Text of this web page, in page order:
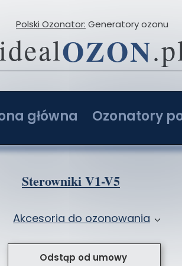
Odstąp od umowy
główna
z AI: Ranking i opinie
Ozonatory
Ozonator 2-20
Ozonator 8-80
Ozonator
Akcesoria do ozonowania
Przystawki do ozonatorów
OZON
Polski Ozonator: Generatory ozonu
Sterowniki V1-V5